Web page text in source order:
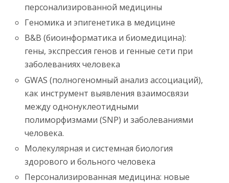
персонализированной медицины
Геномика и эпигенетика в медицине
B&B (биоинформатика и биомедицина):
гены, экспрессия генов и генные сети при
заболеваниях человека
GWAS (полногеномный анализ ассоциаций),
как инструмент выявления взаимосвязи
между однонуклеотидными
полиморфизмами (SNP) и заболеваниями
человека.
Молекулярная и системная биология
здорового и больного человека
Персонализированная медицина: новые